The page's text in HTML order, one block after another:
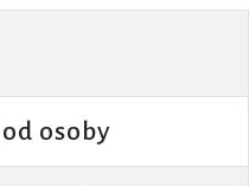
od osoby